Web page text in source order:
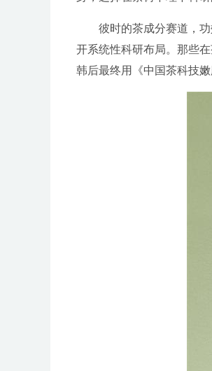
彼时的茶成分赛道，
开系统性科研布局。那些
韩后最终用《中国茶科技